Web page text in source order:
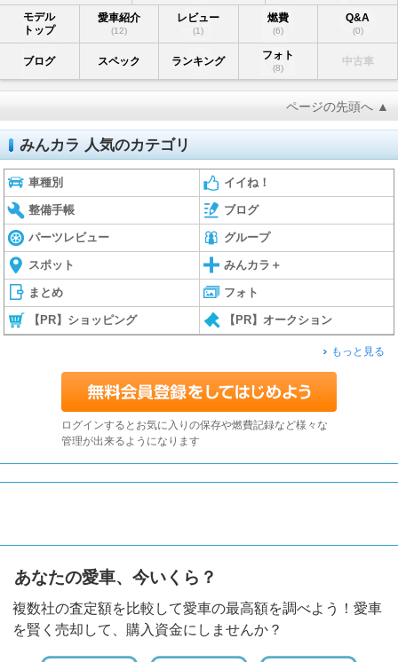
モデル
トップ
愛車紹介
(12)
レビュー
(1)
燃費
(6)
Q&A
(0)
ブログ スペック ランキング フォト
(8)
中古車
ページの先頭へ ▲
みんカラ 人気のカテゴリ
車種別 イイね！
整備手帳 ブログ
パーツレビュー グループ
スポット みんカラ＋
まとめ フォト
【PR】ショッピング 【PR】オークション
もっと見る
ログインするとお気に入りの保存や燃費記録など様々な
管理が出来るようになります
あなたの愛車、今いくら？
複数社の査定額を比較して愛車の最高額を調べよう！愛車
を賢く売却して、購入資金にしませんか？